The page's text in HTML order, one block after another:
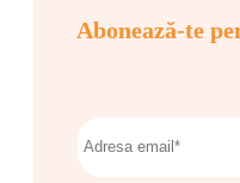
Abonează-te